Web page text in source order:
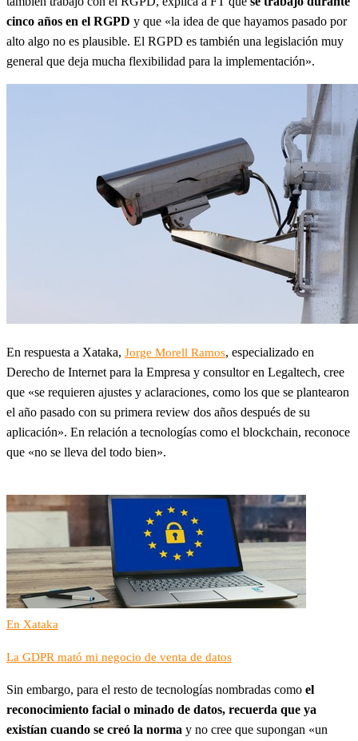
cinco años en el RGPD y que «la idea de que hayamos pasado por
alto algo no es plausible. El RGPD es también una legislación muy
general que deja mucha flexibilidad para la implementación».
En respuesta a Xataka, Jorge Morell Ramos, especializado en
Derecho de Internet para la Empresa y consultor en Legaltech, cree
que «se requieren ajustes y aclaraciones, como los que se plantearon
el año pasado con su primera review dos años después de su
aplicación». En relación a tecnologías como el blockchain, reconoce
que «no se lleva del todo bien».
En Xataka
La GDPR mató mi negocio de venta de datos
Sin embargo, para el resto de tecnologías nombradas como el
reconocimiento facial o minado de datos, recuerda que ya
existían cuando se creó la norma y no cree que supongan «un